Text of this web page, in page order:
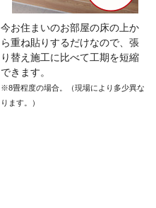
今お住まいのお部屋の床の上か
ら重ね貼りするだけなので、張
り替え施工に比べて工期を短縮
できます。
※8畳程度の場合。（現場により多少異な
ります。）